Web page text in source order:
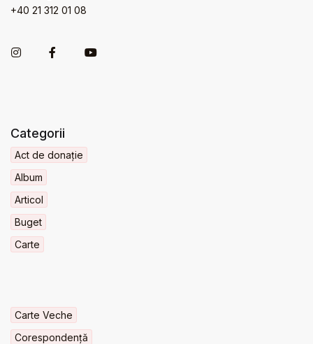
+40 21 312 01 08
Categorii
Act de donație
Album
Articol
Buget
Carte
Carte Veche
Corespondență